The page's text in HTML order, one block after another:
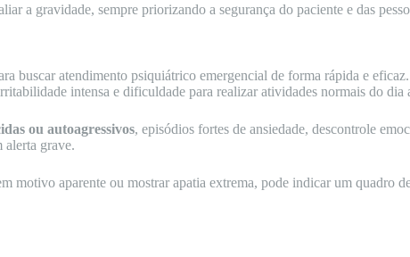
a gravidade, sempre priorizando a segurança do paciente e das
buscar atendimento psiquiátrico emergencial de forma rápida e
intensa e dificuldade para realizar atividades normais do dia
ou autoagressivos, episódios fortes de ansiedade, descontrole
alerta grave.
motivo aparente ou mostrar apatia extrema, pode indicar um quadro